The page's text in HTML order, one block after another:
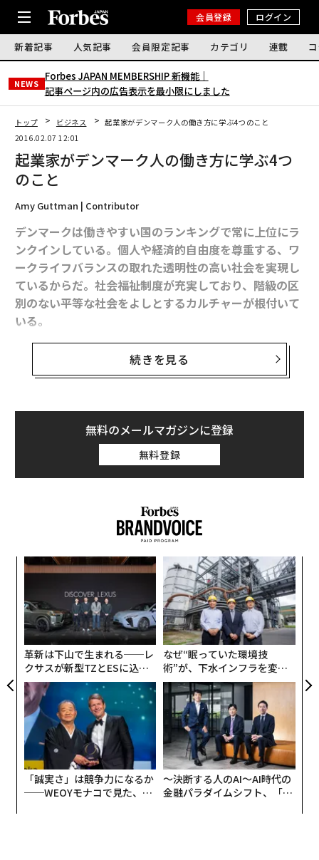
会員登録 ログイン
新着記事 人気記事 会員限定記事 カテゴリ 連載
NEWS
Forbes JAPAN MEMBERSHIP 新機能｜
記事ページ内の広告表示を最小限にしました
トップ ビジネス
起業家がデンマーク人の働き方に学ぶ4つのこと
2016.02.07 12:01
起業家がデンマーク人の働き方に学ぶ4つ
のこと
Amy Guttman | Contributor
デンマークは働きやすい国のランキングで常に上位にラ
ンクインしている。個人や経済的自由度を尊重する、ワ
ークライフバランスの取れた透明性の高い社会を実現し
ているからだ。社会福祉制度が充実しており、階級の区
別のない平等な社会をよしとするカルチャーが根付いて
いる。
こうした国で起業家精神が育つのは難しい。だが、デン
マーク人の働き方にスタートアップ企業が学ぶべきこと
が4つある。
1. チームワークを重視する
デンマークの会社では社員同士を競わせるよりチームワ
ークに重きを置いている。もちろん上司や役員に気に入
られたいという無意識の競争はあるが、それが他の国の
ように厳密な評価制度として確立されていないのだ。お
い環境になっている。少人数のスタートアップ企業で
は、社員の苛烈な競争を煽って険悪なムードを作り出す
より、デンマークを見習ってチームワーク重視でいくほ
うがいい。
2. フラットでヒエラルキーのない組織
デンマークでは、上司も部下も並んで昼食をとることが
多い。これは仕切りや壁のないオープンプランオフィス
がほとんどだということとも関連している。ノックする
ドアはなく秘書もいない。上司に用があれば近づいてい
って肩を叩けばいい。ヒエラルキーのない空間では、上
から下への情報の流れもスムーズになる。平等に重きを
置く社会ではひとりひとりが尊重される。こうしたこと
が、役職に関係なく会社全体のことを考えて見解や意見
を示すことにつながっているのだ。
続きを見る
無料のメールマガジンに登録
無料登録
革新は下山で生まれる──レ
クサスが新型TZとESに込め
た「DISCOVER」の哲学
なぜ“眠っていた環境技
術”が、下水インフラを変え
たのか──産総研×月島JFE
アクアソリューションの10年
「誠実さ」は競争力になるか
──WEOYモナコで見た、く
〜決断する人のAI〜AI時代の
金融パラダイムシフト、「超